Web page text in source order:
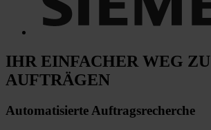
IHR EINFACHER WEG
AUFTRÄGEN
Automatisierte Auftragsrecherche